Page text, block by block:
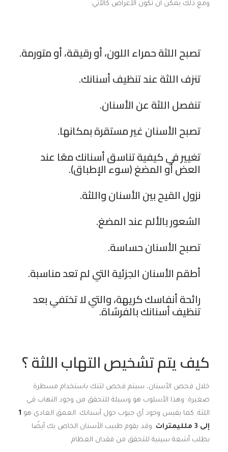
ومع ذلك يمكن أن تكون الأعراض كالآتي:
تصبح اللثة حمراء اللون، أو رقيقة، أو متورمة.
تنزف اللثة عند تنظيف أسنانك.
تنفصل اللثة عن الأسنان.
تصبح الأسنان غير مستقرة بمكانها.
تغيير في كيفية تناسق أسنانك معًا عند
العض أو المضغ (سوء الإطباق).
نزول القيح بين الأسنان واللثة.
الشعور بالألم عند المضغ.
تصبح الأسنان حساسة.
أطقم الأسنان الجزئية التي لم تعد مناسبة.
رائحة أنفاسك كريهة، والتي لا تختفي بعد
تنظيف أسنانك بالفرشاة.
كيف يتم تشخيص التهاب اللثة ؟
خلال فحص الأسنان، سيتم فحص لثتك باستخدام مسطرة
صغيرة. وهذا الأسلوب هو وسيلة للتحقق من وجود التهاب في
اللثة. كما يقيس وجود أي جيوب حول أسنانك. العمق العادي هو 1
إلى 3 ملليمترات
. وقد يقوم طبيب الأسنان الخاص بك أيضًا
بطلب أشعة سينية للتحقق من فقدان العظام.